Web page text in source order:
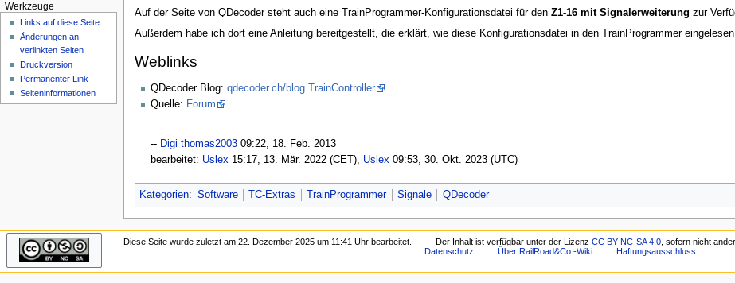
Auf der Seite von QDecoder steht auch eine TrainProgrammer-Konfigurationsdatei für den Z1-16 mit Signalerweiterung zur
Außerdem habe ich dort eine Anleitung bereitgestellt, die erklärt, wie diese Konfigurationsdatei in den TrainProgrammer eingelesen
Weblinks
QDecoder Blog: qdecoder.ch/blog TrainController
Quelle: Forum
-- Digi thomas200309:22, 18. Feb. 2013‎
bearbeitet: Uslex15:17, 13. Mär. 2022 (CET), Uslex09:53, 30. Okt. 2023 (UTC)
Kategorien: Software TC-Extras TrainProgrammer Signale QDecoder
Werkzeuge
Links auf diese Seite
Änderungen an
verlinkten Seiten
Druckversion
Permanenter Link
Seiten­­informationen
Diese Seite wurde zuletzt am 22. Dezember 2025 um 11:41 Uhr bearbeitet. Der Inhalt ist verfügbar unter der Lizenz CC BY-NC-SA 4.0, sofern nicht
Datenschutz
Über RailRoad&Co.-Wiki Haftungsausschluss